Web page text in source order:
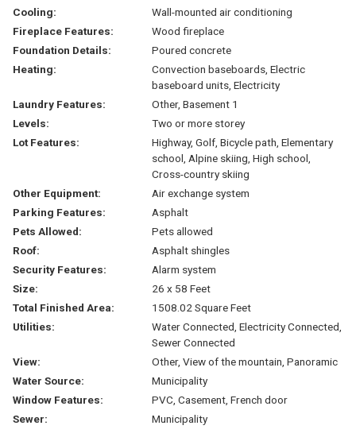
Cooling:
Wall-mounted air conditioning
Fireplace Features:
Wood fireplace
Foundation Details:
Poured concrete
Heating:
Convection baseboards, Electric
baseboard units, Electricity
Laundry Features:
Other, Basement 1
Levels:
Two or more storey
Lot Features:
Highway, Golf, Bicycle path, Elementary
school, Alpine skiing, High school,
Cross-country skiing
Other Equipment:
Air exchange system
Parking Features:
Asphalt
Pets Allowed:
Pets allowed
Roof:
Asphalt shingles
Security Features:
Alarm system
Size:
26 x 58 Feet
Total Finished Area:
1508.02 Square Feet
Utilities:
Water Connected, Electricity Connected,
Sewer Connected
View:
Other, View of the mountain, Panoramic
Water Source:
Municipality
Window Features:
PVC, Casement, French door
Sewer:
Municipality